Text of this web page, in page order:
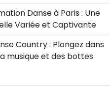
Danse à Paris : Une
Variée et Captivante
Country : Plongez dans
musique et des bottes